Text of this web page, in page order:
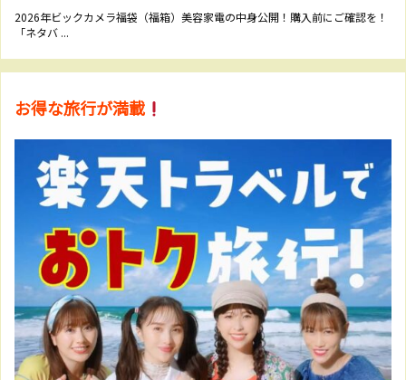
2026年ビックカメラ福袋（福箱）美容家電の中身公開！購入前にご確認を！
「ネタバ ...
お得な旅行が満載